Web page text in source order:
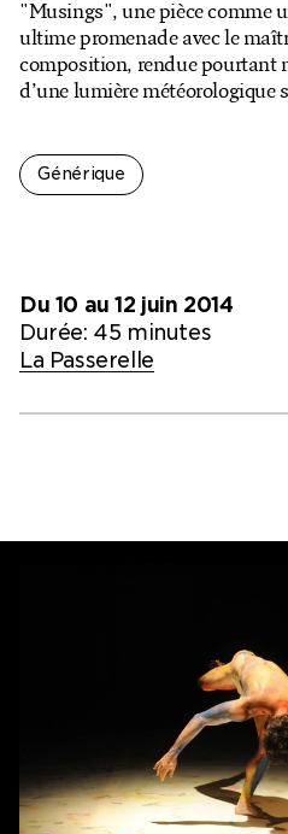
Mon compte
"Musings", une pièce comme
ultime promenade avec le
composition, rendue pourtant
d’une lumière météorologique
Générique
Du 10 au 12 juin 2014
Durée: 45 minutes
La Passerelle